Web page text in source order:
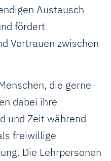
Austausch
fördert
Vertrauen zwischen
die gerne
dabei ihre
und Zeit während
freiwillige
Die Lehrpersonen